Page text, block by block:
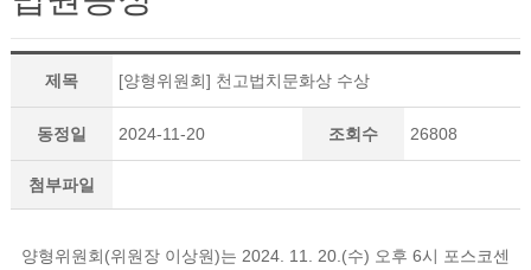
제목 [양형위원회] 천고법치문화상 수상
동정일 2024-11-20 조회수 26808
첨부파일
양형위원회(위원장 이상원)는 2024. 11. 20.(수) 오후 6시 포스코센